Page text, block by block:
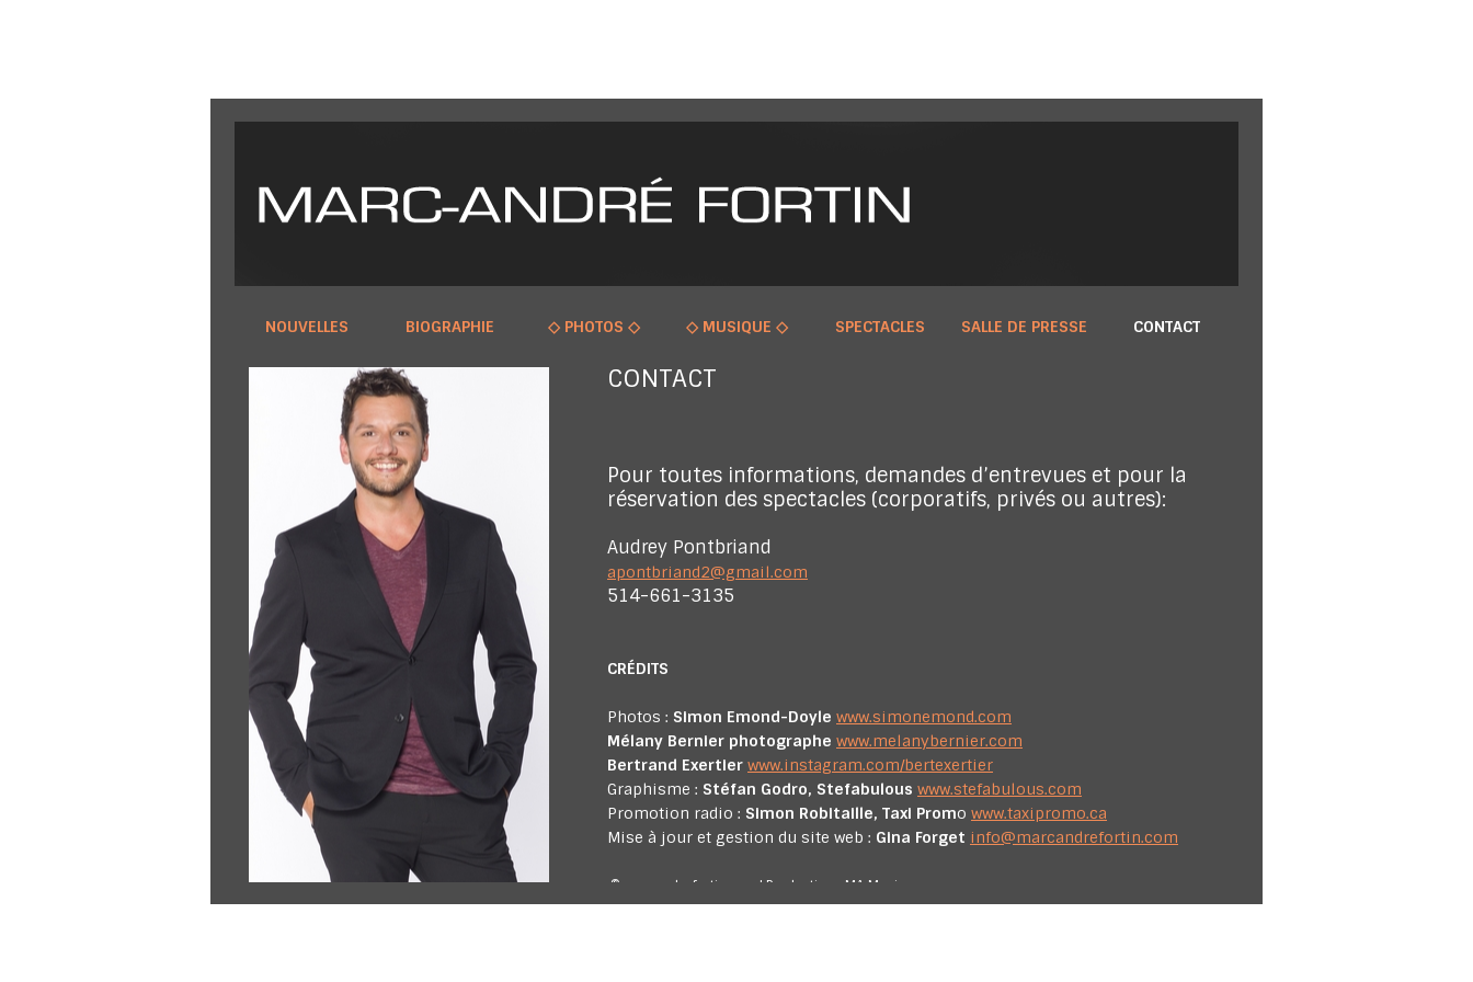
NOUVELLES BIOGRAPHIE ◇ PHOTOS ◇ ◇ MUSIQUE ◇ SPECTACLES SALLE DE PRESSE CONTACT
CONTACT
Pour toutes informations, demandes d’entrevues et pour la
réservation des spectacles (corporatifs, privés ou autres):
Audrey Pontbriand
apontbriand2@gmail.com
514-661-3135
CRÉDITS
Photos : Simon Emond-Doyle www.simonemond.com
Mélany Bernier photographe www.melanybernier.com
Bertrand Exertier www.instagram.com/bertexertier
Graphisme : Stéfan Godro, Stefabulous www.stefabulous.com
Promotion radio : Simon Robitaille, Taxi Promo www.taxipromo.ca
Mise à jour et gestion du site web : Gina Forget info@marcandrefortin.com
© marcandrefortin.com | Productions MA Musique
Tous droits réservés